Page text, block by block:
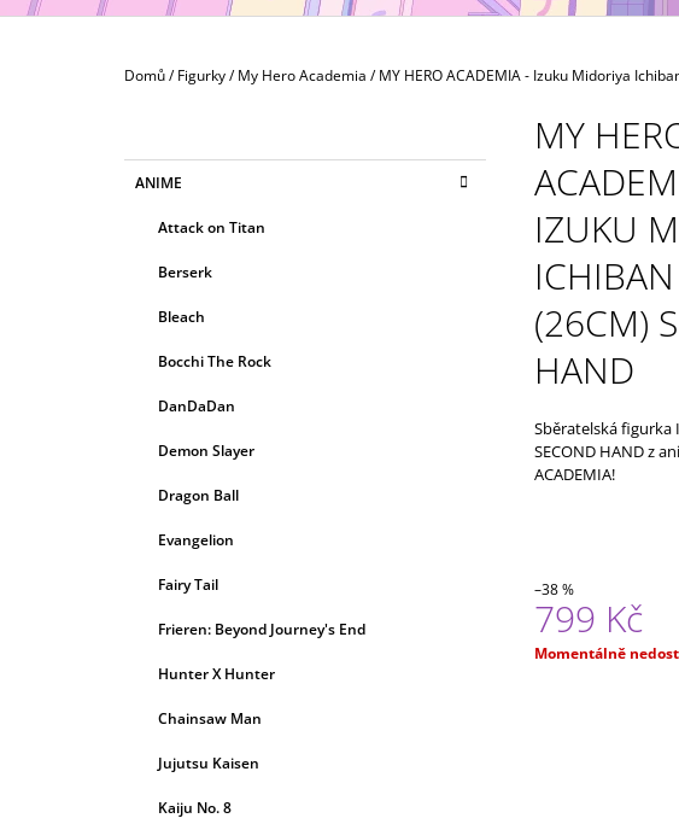
Domů/ Figurky/ My Hero Academia / MY HERO ACADEMIA - Izuku Midoriya
kategorie
K
AANIME
Attack on Titan
Berserk
Bleach
Bocchi The Rock
DanDaDan
Demon Slayer
Dragon Ball
Evangelion
Fairy Tail
Frieren: Beyond Journey's End
Hunter X Hunter
Chainsaw Man
Jujutsu Kaisen
Kaiju No. 8
MY
IZUKU
ICHIBAN
(26CM)
HAND
Sběratelská
SECOND HAND z
ACADEMIA!
–38 %
799 Kč
Měrná
Momentálně